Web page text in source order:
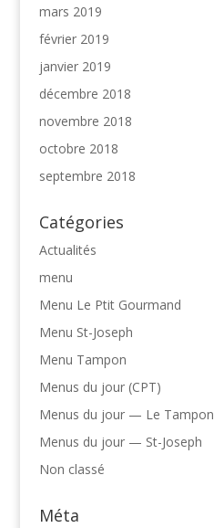
mars 2019
février 2019
janvier 2019
décembre 2018
novembre 2018
octobre 2018
septembre 2018
Catégories
Actualités
menu
Menu Le Ptit Gourmand
Menu St-Joseph
Menu Tampon
Menus du jour (CPT)
Menus du jour — Le Tampon
Menus du jour — St-Joseph
Non classé
Méta